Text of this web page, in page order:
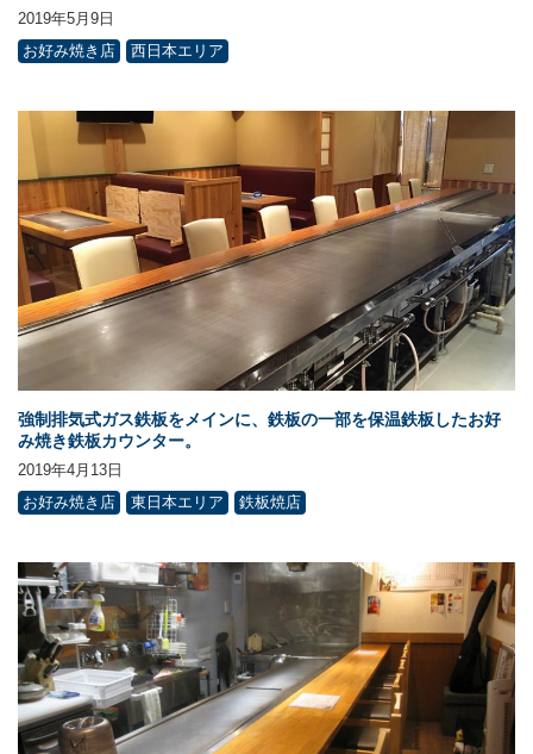
2019年5月9日
お好み焼き店
西日本エリア
強制排気式ガス鉄板をメインに、鉄板の一部を保温鉄板したお好
み焼き鉄板カウンター。
2019年4月13日
お好み焼き店
東日本エリア 鉄板焼店